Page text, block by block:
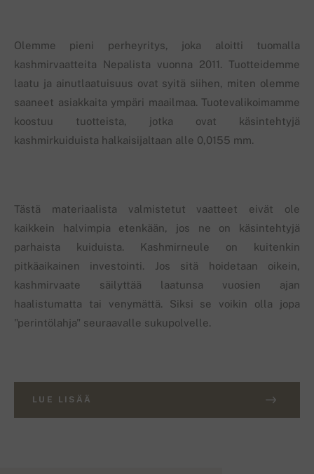
Olemme pieni perheyritys, joka aloitti tuomalla
kashmirvaatteita Nepalista vuonna 2011. Tuotteidemme
laatu ja ainutlaatuisuus ovat syitä siihen, miten olemme
saaneet asiakkaita ympäri maailmaa. Tuotevalikoimamme
koostuu tuotteista, jotka ovat käsintehtyjä
kashmirkuiduista halkaisijaltaan alle 0,0155 mm.
Tästä materiaalista valmistetut vaatteet eivät ole
kaikkein halvimpia etenkään, jos ne on käsintehtyjä
parhaista kuiduista. Kashmirneule on kuitenkin
pitkäaikainen investointi. Jos sitä hoidetaan oikein,
kashmirvaate säilyttää laatunsa vuosien ajan
haalistumatta tai venymättä. Siksi se voikin olla jopa
"perintölahja" seuraavalle sukupolvelle.
LUE LISÄÄ